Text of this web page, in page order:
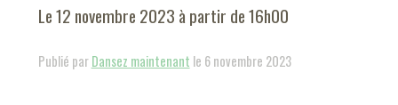
Le 12 novembre 2023 à partir de 16h00
Publié parDansez maintenant le 6 novembre 2023